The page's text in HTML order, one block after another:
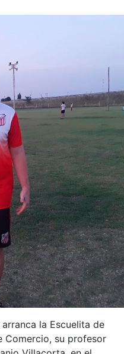
la Escuelita de
Comercio, su profesor